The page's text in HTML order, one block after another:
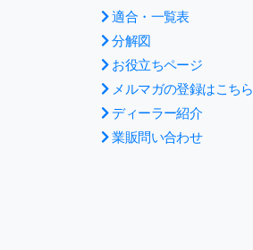
適合・一覧表
分解図
お役立ちページ
メルマガの登録はこちら
ディーラー紹介
業販問い合わせ